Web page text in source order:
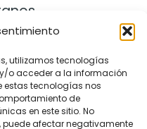
utilizamos tecnologías
o acceder a la información
estas tecnologías nos
de
en este sitio. No
puede afectar negativamente
Colombia